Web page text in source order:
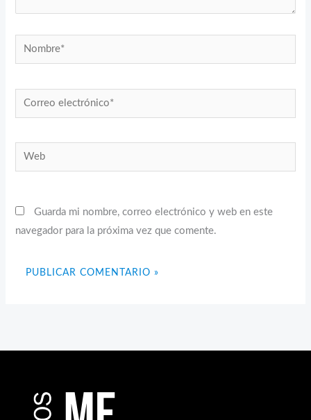
Nombre*
Correo
electrónico*
Web
Guarda mi nombre, correo electrónico y web en este
navegador para la próxima vez que comente.